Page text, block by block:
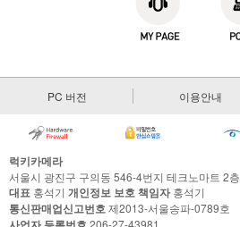
PC 버전 이용안내
럭키카메라
서울시 광진구 구의동 546-4번지 테크노마트 2
대표 홍석기 개인정보 보호 책임자홍석기
통신판매업신고번호제2013-서울송파-0789호